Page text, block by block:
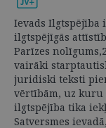
Ievads Ilgtspējība
ilgtspējīgās
Parīzes
vairāki
juridiski teksti
vērtībām, uz kuru
ilgtspējība tika
Satversmes